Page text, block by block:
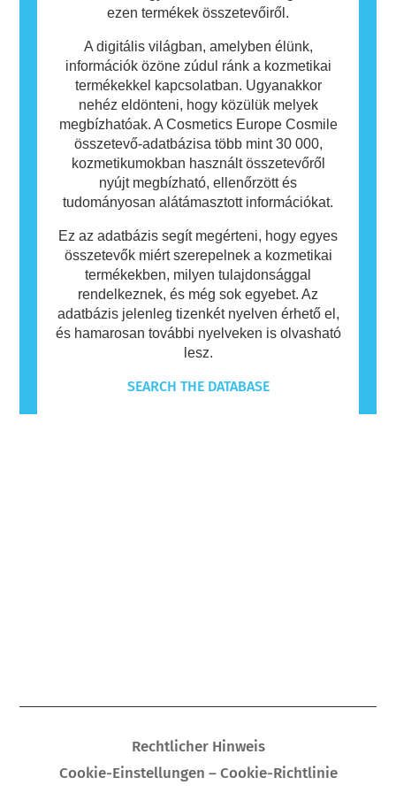
ezen termékek összetevőiről.
A digitális világban, amelyben élünk,
információk özöne zúdul ránk a kozmetikai
termékekkel kapcsolatban. Ugyanakkor
nehéz eldönteni, hogy közülük melyek
megbízhatóak. A Cosmetics Europe Cosmile
összetevő-adatbázisa több mint 30 000,
kozmetikumokban használt összetevőről
nyújt megbízható, ellenőrzött és
tudományosan alátámasztott információkat.
Ez az adatbázis segít megérteni, hogy egyes
összetevők miért szerepelnek a kozmetikai
termékekben, milyen tulajdonsággal
rendelkeznek, és még sok egyebet. Az
adatbázis jelenleg tizenkét nyelven érhető el,
és hamarosan további nyelveken is olvasható
lesz.
SEARCH THE DATABASE
Rechtlicher Hinweis
Cookie-Einstellungen – Cookie-Richtlinie